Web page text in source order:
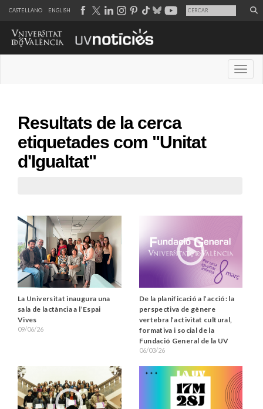
CASTELLANO ENGLISH
Resultats de la cerca
etiquetades com "Unitat
d'Igualtat"
La Universitat inaugura una
sala de lactància a l’Espai
Vives
09/06/26
De la planificació a l’acció: la
perspectiva de gènere
vertebra l’activitat cultural,
formativa i social de la
Fundació General de la UV
06/03/26